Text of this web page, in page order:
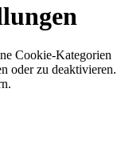
Cookie-Kategorien
oder zu deaktivieren.